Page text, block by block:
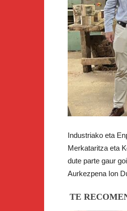
Industriako eta
Merkataritza eta
dute parte gaur
Aurkezpena Ion
TE